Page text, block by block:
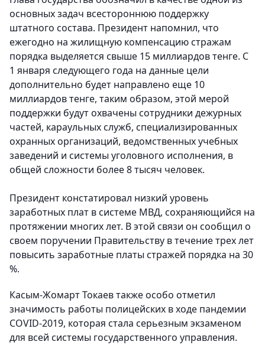
основных задач всестороннюю поддержку
штатного состава. Президент напомнил, что
ежегодно на жилищную компенсацию стражам
порядка выделяется свыше 15 миллиардов тенге. С
1 января следующего года на данные цели
дополнительно будет направлено еще 10
миллиардов тенге, таким образом, этой мерой
поддержки будут охвачены сотрудники дежурных
частей, караульных служб, специализированных
охранных организаций, ведомственных учебных
заведений и системы уголовного исполнения, в
общей сложности более 8 тысяч человек.
Президент констатировал низкий уровень
заработных плат в системе МВД, сохраняющийся на
протяжении многих лет. В этой связи он сообщил о
своем поручении Правительству в течение трех лет
повысить заработные платы стражей порядка на 30
%.
Касым-Жомарт Токаев также особо отметил
значимость работы полицейских в ходе пандемии
COVID-2019, которая стала серьезным экзаменом
для всей системы государственного управления.